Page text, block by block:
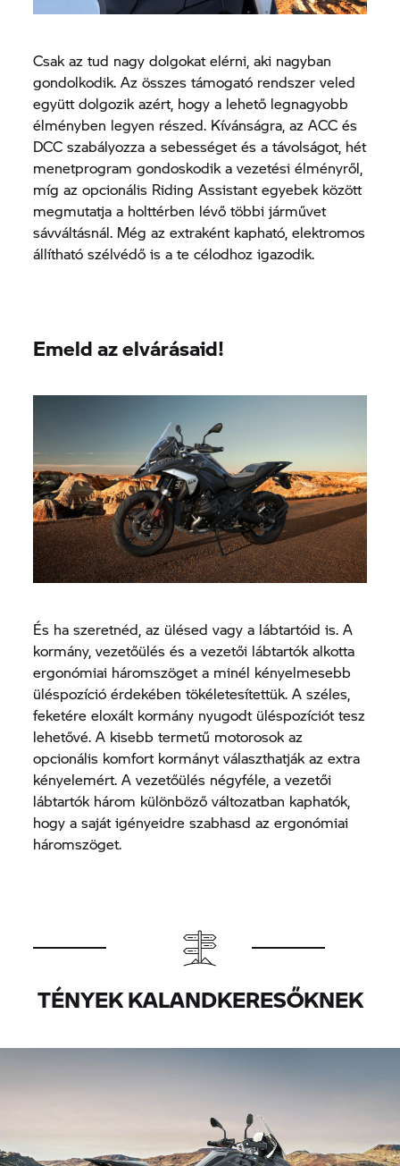
Csak az tud nagy dolgokat elérni, aki nagyban
gondolkodik. Az összes támogató rendszer veled
együtt dolgozik azért, hogy a lehető legnagyobb
élményben legyen részed. Kívánságra, az ACC és
DCC szabályozza a sebességet és a távolságot, hét
menetprogram gondoskodik a vezetési élményről,
míg az opcionális Riding Assistant egyebek között
megmutatja a holttérben lévő többi járművet
sávváltásnál. Még az extraként kapható, elektromos
állítható szélvédő is a te célodhoz igazodik.
Emeld az elvárásaid!
És ha szeretnéd, az ülésed vagy a lábtartóid is. A
kormány, vezetőülés és a vezetői lábtartók alkotta
ergonómiai háromszöget a minél kényelmesebb
üléspozíció érdekében tökéletesítettük. A széles,
feketére eloxált kormány nyugodt üléspozíciót tesz
lehetővé. A kisebb termetű motorosok az
opcionális komfort kormányt választhatják az extra
kényelemért. A vezetőülés négyféle, a vezetői
lábtartók három különböző változatban kaphatók,
hogy a saját igényeidre szabhasd az ergonómiai
háromszöget.
TÉNYEK KALANDKERESŐKNEK